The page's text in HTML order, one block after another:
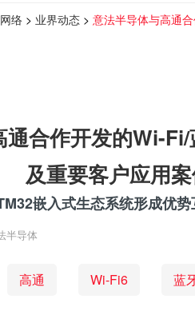
络 > 业界动态 > 意法半导体与高通
合作开发的Wi-
及重要客户应用
嵌入式生态系统形成优
半导体
高通 Wi-Fi6 蓝